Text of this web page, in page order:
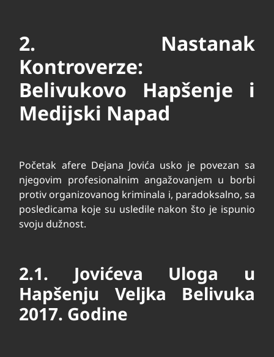
2. Nastanak
Kontroverze:
Belivukovo Hapšenje i
Medijski Napad
Početak afere Dejana Jovića usko je povezan sa
njegovim profesionalnim angažovanjem u borbi
protiv organizovanog kriminala i, paradoksalno, sa
posledicama koje su usledile nakon što je ispunio
svoju dužnost.
2.1. Jovićeva Uloga u
Hapšenju Veljka Belivuka
2017. Godine